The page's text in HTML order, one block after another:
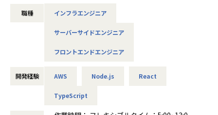
に開発するための開発チームの体制強化に取り組んでいま
開発を推進する、フルスタックエンジニアを募集しておりま
会話解析AI「Value Intelligence (VI)」のフルスタックエンジ
クト開発を担っていただきます。
私たちはこのサービスの提供価値をより一層高めていくため
に開発するための開発チームの体制強化に取り組んでいま
開発を推進する、フルスタックエンジニアを募集しておりま
会話解析AI「Value Intelligence (VI)」のフルスタックエンジ
職種 インフラエンジニア
サーバーサイドエンジニア
フロントエンドエンジニア
開発経験 AWS Node.js React
TypeScript